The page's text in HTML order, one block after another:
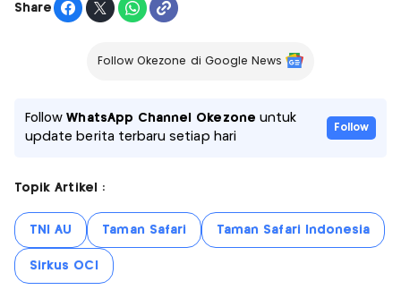
Share
Follow Okezone di Google News
FollowWhatsApp Channel Okezone untuk
update berita terbaru setiap hari
Follow
Topik Artikel :
TNI AU Taman Safari Taman Safari Indonesia
Sirkus OCI